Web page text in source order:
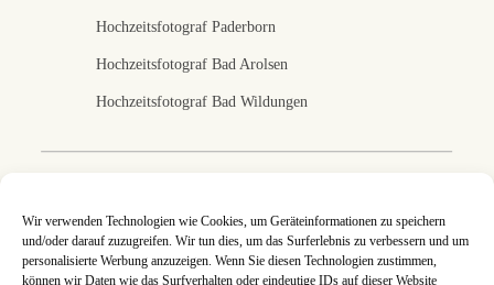
Wir verwenden Technologien wie Cookies, um Geräteinformationen zu speichern
und/oder darauf zuzugreifen. Wir tun dies, um das Surferlebnis zu verbessern und um
personalisierte Werbung anzuzeigen. Wenn Sie diesen Technologien zustimmen,
können wir Daten wie das Surfverhalten oder eindeutige IDs auf dieser Website
Ich fotografiere eure Hochzeit in Kassel, Nordhessen
und deutschlandweit. An jeder Hochzeitsreportage
Hochzeitsfotograf Paderborn
Hochzeitsfotograf Bad Arolsen
Hochzeitsfotograf Bad Wildungen